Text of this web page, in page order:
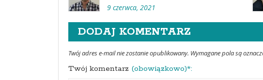
9 czerwca, 2021
DODAJ KOMENTARZ
Twój adres e-mail nie zostanie opublikowany. Wymagane pola są
Twój komentarz (obowiązkowo)*: